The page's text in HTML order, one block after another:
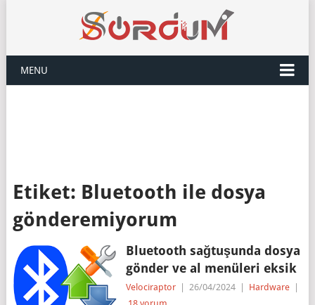
MENU
Etiket: Bluetooth ile dosya
gönderemiyorum
Bluetooth sağtuşunda dosya
gönder ve al menüleri eksik
Velociraptor 26/04/2024 Hardware